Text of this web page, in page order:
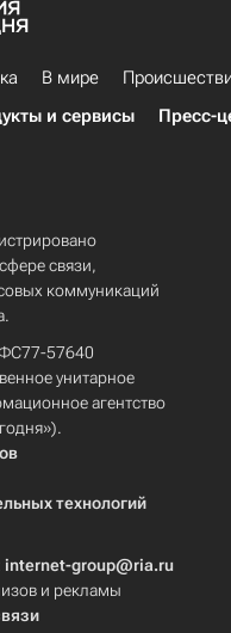
В мире
и сервисы Пресс-
связи,
коммуникаций
57640
унитарное
агентство
технологий
internet-group@ria.ru
и рекламы